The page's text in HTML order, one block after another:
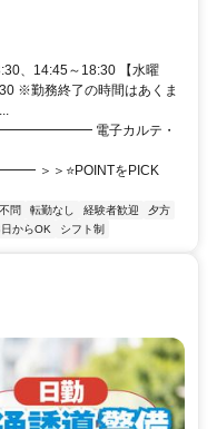
、14:45～18:30 【水曜
※勤務終了の時間はあくま
電子カルテ・
⭐POINTをPICK
問 転勤なし 経験者歓迎
夕方
からOK シフト制